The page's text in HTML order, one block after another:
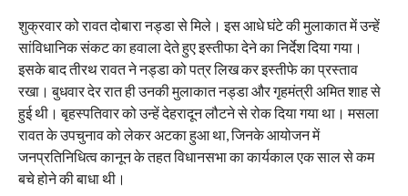
शुक्रवार को रावत दोबारा नड्डा से मिले। इस आधे घंटे की मुलाकात में उन्हें
सांविधानिक संकट का हवाला देते हुए इस्तीफा देने का निर्देश दिया गया।
इसके बाद तीरथ रावत ने नड्डा को पत्र लिख कर इस्तीफे का प्रस्ताव
रखा। बुधवार देर रात ही उनकी मुलाकात नड्डा और गृहमंत्री अमित शाह से
हुई थी। बृहस्पतिवार को उन्हें देहरादून लौटने से रोक दिया गया था। मसला
रावत के उपचुनाव को लेकर अटका हुआ था, जिनके आयोजन में
जनप्रतिनिधित्व कानून के तहत विधानसभा का कार्यकाल एक साल से कम
बचे होने की बाधा थी।